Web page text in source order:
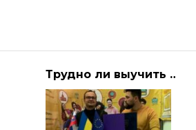
Трудно ли выучить Словацкий язык?